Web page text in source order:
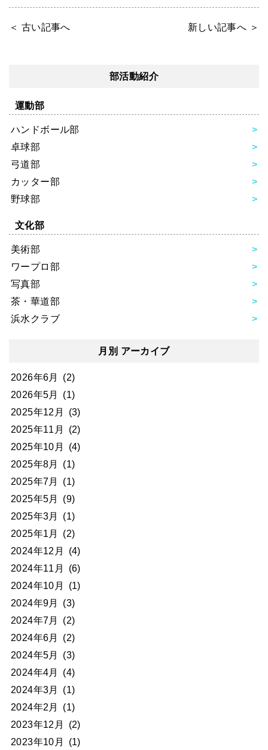
部活動紹介
運動部
ハンドボール部
卓球部
弓道部
カッター部
野球部
文化部
美術部
ワープロ部
写真部
茶・華道部
浜水クラブ
月別 アーカイブ
2026年6月
(2)
2026年5月
(1)
2025年12月
(3)
2025年11月
(2)
2025年10月
(4)
2025年8月
(1)
2025年7月
(1)
2025年5月
(9)
2025年3月
(1)
2025年1月
(2)
2024年12月
(4)
2024年11月
(6)
2024年10月
(1)
2024年9月
(3)
2024年7月
(2)
2024年6月
(2)
2024年5月
(3)
2024年4月
(4)
2024年3月
(1)
2024年2月
(1)
2023年12月
(2)
2023年10月
(1)
＜ 古い記事へ 新しい記事へ ＞